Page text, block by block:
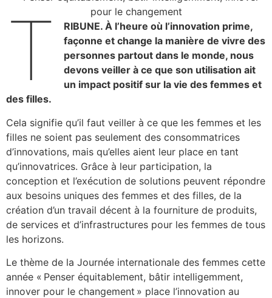
T
RIBUNE. À l’heure où l’innovation prime,
façonne et change la manière de vivre des
personnes partout dans le monde, nous
devons veiller à ce que son utilisation ait
un impact positif sur la vie des femmes et
des filles.
Cela signifie qu’il faut veiller à ce que les femmes et les
filles ne soient pas seulement des consommatrices
d’innovations, mais qu’elles aient leur place en tant
qu’innovatrices. Grâce à leur participation, la
conception et l’exécution de solutions peuvent répondre
aux besoins uniques des femmes et des filles, de la
création d’un travail décent à la fourniture de produits,
de services et d’infrastructures pour les femmes de tous
les horizons.
Le thème de la Journée internationale des femmes cette
année « Penser équitablement, bâtir intelligemment,
innover pour le changement » place l’innovation au